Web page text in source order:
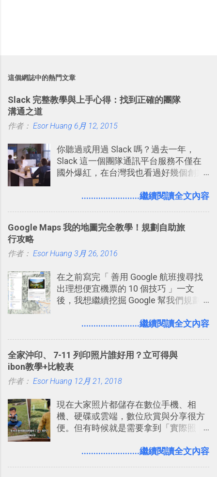
這個網誌中的熱門文章
Slack 完整教學與上手心得：找到正確的團隊
溝通之道
作者： Esor Huang 6月 12, 2015
你聽過或用過 Slack 嗎？過去一年，
Slack 這一個團隊通訊平台服務不僅在
國外爆紅，在台灣我也看過好幾個創業
理，到底 Slack 有什麼魅力？它是不是
有機會在一個專案合作中使用了 Slack
點： 1. 「 很有趣 」： Slack 裡擁有跟
聊天打屁、傳送有趣影音圖文的功能。
2. 「 有效率 」：但是 Slack 的頻道、群
組機制讓茶水間的聊天，不會干擾工作
事可以從聊天中記錄重點。 3. 「 有彈性
的軟體則讓同事可以在任何地方和公司
保持聯繫。 如果你需要中文版的同類平
台，可以參考： JANDI 高效率團隊通訊
戶 。 2017/3 新增 ： Sortd for Slack：
改造 Slack 討論串介面變成專案任務排
程看板
........................繼續閱讀全文內容
Google Maps 我的地圖完全教學！規劃自助旅
行攻略
作者： Esor Huang 3月 26, 2016
在之前寫完「 善用 Google 航班搜尋找
出理想便宜機票的 10 個技巧 」一文
後，我想繼續挖掘 Google 幫我們規劃
入的來聊聊 Google 的「我的地圖」服
線，對商務需求來說可以打造出一張一
張資料地圖（例如我之前在製作一本新
書時建立的「 台灣推薦空拍地點地圖
規劃自助旅行路線！ Google 「我的地
圖」在規劃自助旅行路線時可以解決許
多問題： 國外地點名稱地址常常難懂，
稱。 在規劃路線之外，自訂地圖還能補
........................繼續閱讀全文內容
全家沖印、 7-11 列印照片誰好用？立可得與
ibon教學+比較表
作者： Esor Huang 12月 21, 2018
現在大家照片都儲存在數位手機、相
機、硬碟或雲端，數位欣賞與分享很方
便。但有時候就是需要拿到「實際照
要製作家庭相框 用照片來當小禮物 把照
........................繼續閱讀全文內容